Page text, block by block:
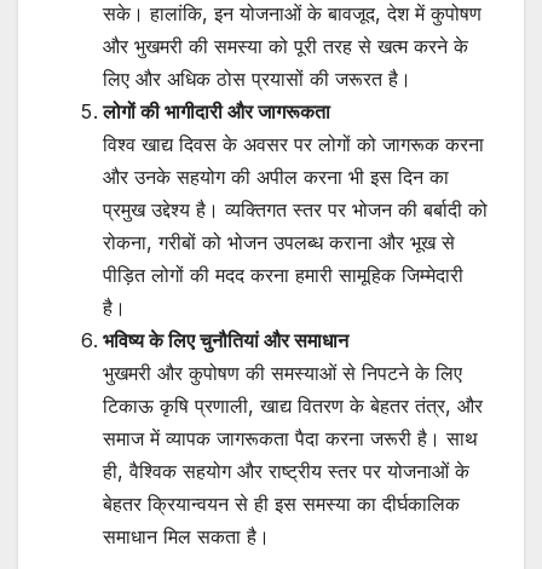
सके। हालांकि, इन योजनाओं के बावजूद, देश में कुपोषण
और भुखमरी की समस्या को पूरी तरह से खत्म करने के
लिए और अधिक ठोस प्रयासों की जरूरत है।
लोगों की भागीदारी और जागरूकता
विश्व खाद्य दिवस के अवसर पर लोगों को जागरूक करना
और उनके सहयोग की अपील करना भी इस दिन का
प्रमुख उद्देश्य है। व्यक्तिगत स्तर पर भोजन की बर्बादी को
रोकना, गरीबों को भोजन उपलब्ध कराना और भूख से
पीड़ित लोगों की मदद करना हमारी सामूहिक जिम्मेदारी
है।
भविष्य के लिए चुनौतियां और समाधान
भुखमरी और कुपोषण की समस्याओं से निपटने के लिए
टिकाऊ कृषि प्रणाली, खाद्य वितरण के बेहतर तंत्र, और
समाज में व्यापक जागरूकता पैदा करना जरूरी है। साथ
ही, वैश्विक सहयोग और राष्ट्रीय स्तर पर योजनाओं के
बेहतर क्रियान्वयन से ही इस समस्या का दीर्घकालिक
समाधान मिल सकता है।